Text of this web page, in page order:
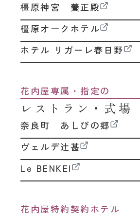
橿原神宮 養正殿
橿原オークホテル
ホテル リガーレ春日野
花内屋専属・指定の
レストラン・式場
奈良町 あしびの郷
ヴェルデ辻甚
Le BENKEI
花内屋特約契約ホテル